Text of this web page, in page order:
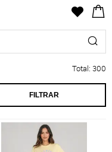
Total: 300
FILTRAR